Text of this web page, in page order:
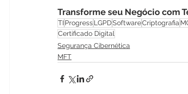
Transforme seu Negócio com
TIProgressLGPDSoftwareCriptografia
Certificado Digital
Segurança Cibernética
MFT